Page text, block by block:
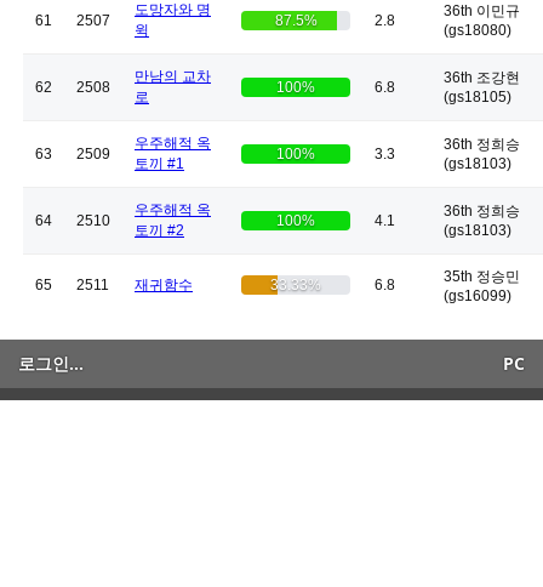
61 2507
도망자와 명
윅
87.5% 2.8
36th 이민규
(gs18080)
62 2508
만남의 교차
로
100% 6.8
36th 조강현
(gs18105)
63 2509
우주해적 옥
토끼 #1
100% 3.3
36th 정희승
(gs18103)
64 2510
우주해적 옥
토끼 #2
100% 4.1
36th 정희승
(gs18103)
65 2511 재귀함수 33.33% 6.8
35th 정승민
(gs16099)
로그인... PC